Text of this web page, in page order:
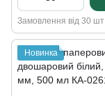
Замовлення від 30 шт
Новинка